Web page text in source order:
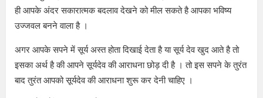
ही आपके अंदर सकारात्मक बदलाव देखने को मील सकते है आपका भविष्य
उज्जवल बनने वाला है ।
अगर आपके सपने में सूर्य अस्त होता दिखाई देता है या सूर्य देव खुद आते है तो
इसका अर्थ है की आपने सूर्यदेव की आराधना छोड़ दी है । तो इस सपने के तुरंत
बाद तुरंत आपको सूर्यदेव की आराधना शुरू कर देनी चाहिए ।